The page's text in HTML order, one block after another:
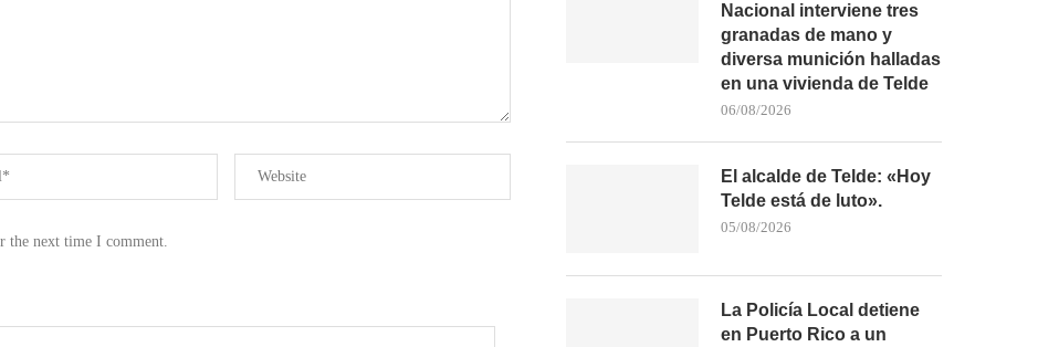
the next time I comment.
Nacional interviene tres
granadas de mano y
diversa munición halladas
en una vivienda de Telde
06/08/2026
El alcalde de Telde: «Hoy
Telde está de luto».
05/08/2026
La Policía Local detiene
en Puerto Rico a un